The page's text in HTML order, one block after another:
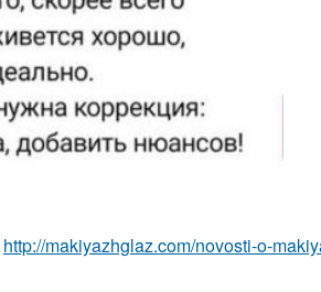
http://makiyazhglaz.com/novosti-o-